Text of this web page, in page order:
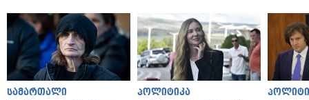
სამართალი პოლიტიკა